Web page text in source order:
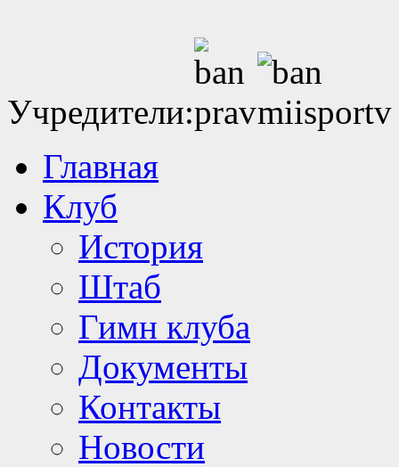
Учредители:
Главная
Клуб
История
Штаб
Гимн клуба
Документы
Контакты
Новости